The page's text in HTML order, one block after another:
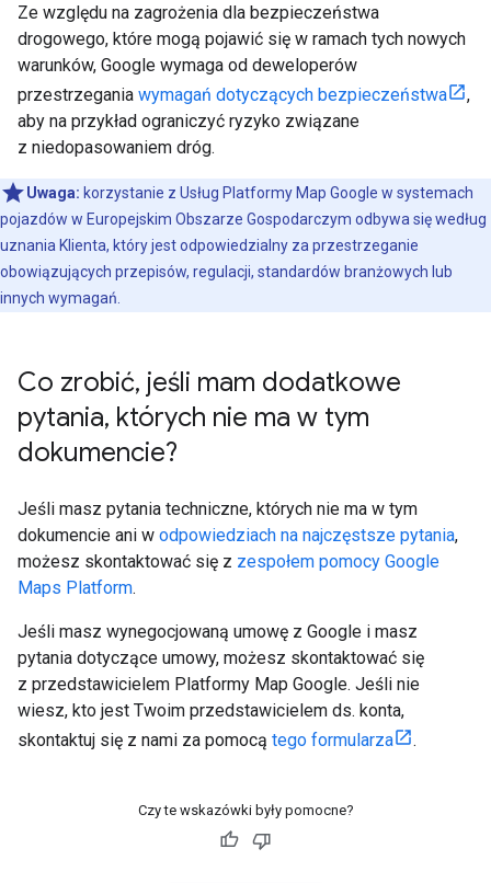
Ze względu na zagrożenia dla bezpieczeństwa
drogowego, które mogą pojawić się w ramach tych nowych
warunków, Google wymaga od deweloperów
przestrzegania wymagań dotyczących bezpieczeństwa
,
aby na przykład ograniczyć ryzyko związane
z niedopasowaniem dróg.
Uwaga: korzystanie z Usług Platformy Map Google w systemach
pojazdów w Europejskim Obszarze Gospodarczym odbywa się według
uznania Klienta, który jest odpowiedzialny za przestrzeganie
obowiązujących przepisów, regulacji, standardów branżowych lub
innych wymagań.
Co zrobić, jeśli mam dodatkowe
pytania, których nie ma w tym
dokumencie?
Jeśli masz pytania techniczne, których nie ma w tym
dokumencie ani w odpowiedziach na najczęstsze pytania,
możesz skontaktować się z zespołem pomocy Google
Maps Platform.
Jeśli masz wynegocjowaną umowę z Google i masz
pytania dotyczące umowy, możesz skontaktować się
z przedstawicielem Platformy Map Google. Jeśli nie
wiesz, kto jest Twoim przedstawicielem ds. konta,
skontaktuj się z nami za pomocą tego formularza .
Czy te wskazówki były pomocne?